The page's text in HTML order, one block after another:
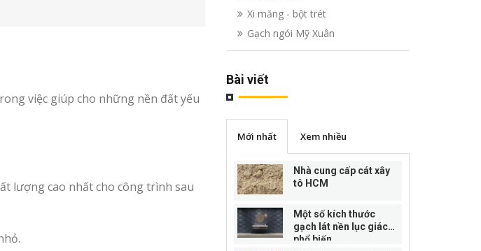
việc giúp cho những nền đất yếu
lượng cao nhất cho công trình sau
Xi măng - bột trét
Gạch ngói Mỹ Xuân
Bài viết
Mới nhất Xem nhiều
Nhà cung cấp cát xây
tô HCM
Một số kích thước
gạch lát nền lục giác
phổ biến